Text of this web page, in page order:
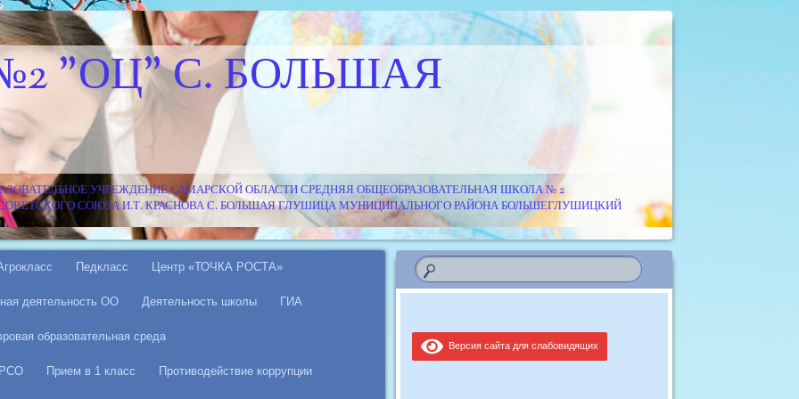
"ОЦ" С. БОЛЬШАЯ
УЧРЕЖДЕНИЕ САМАРСКОЙ ОБЛАСТИ СРЕДНЯЯ ОБЩЕОБРАЗОВАТЕЛЬНАЯ ШКОЛА № 2
СОВЕТСКОГО СОЮЗА И.Т. КРАСНОВА С. БОЛЬШАЯ ГЛУШИЦА МУНИЦИПАЛЬНОГО РАЙОНА БОЛЬШЕГЛУШИЦКИЙ
Педкласс Центр «ТОЧКА РОСТА»
деятельность ОО Деятельность школы ГИА
образовательная среда
Прием в 1 класс Противодействие коррупции
Версия сайта для слабовидящих